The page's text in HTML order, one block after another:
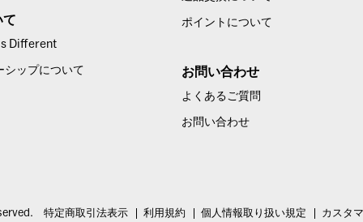
て
Different
シップについて
ポイントについて
お問い合わせ
よくあるご質問
お問い合わせ
特定商取引法表示 利用規約 個人情報取り扱い規定 カスタ